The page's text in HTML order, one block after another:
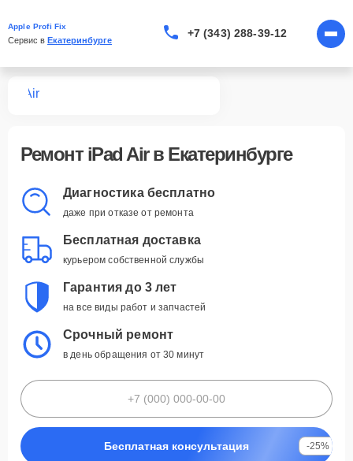
Apple Profi Fix
Сервис в Екатеринбурге
+7 (343) 288-39-12
Air
Ремонт iPad Air в Екатеринбурге
Диагностика бесплатно
даже при отказе от ремонта
Бесплатная доставка
курьером собственной службы
Гарантия до 3 лет
на все виды работ и запчастей
Срочный ремонт
в день обращения от 30 минут
Бесплатная консультация -25%